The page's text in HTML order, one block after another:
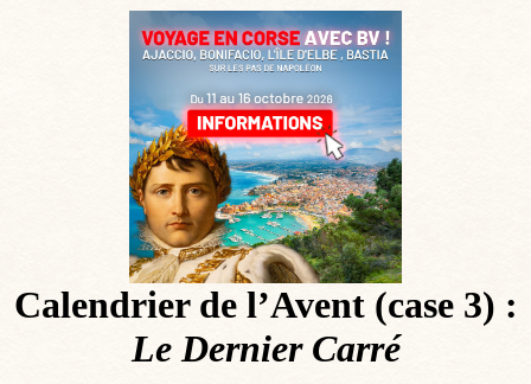
Calendrier de l’Avent (case 3) :
Le Dernier Carré